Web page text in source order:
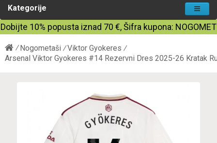
Kategorije
Dobijte 10% popusta iznad 70 €, Šifra kupona: NOGOMET
Nogometaši
Viktor Gyokeres
Arsenal Viktor Gyokeres #14 Rezervni Dres 2025-26 Kratak